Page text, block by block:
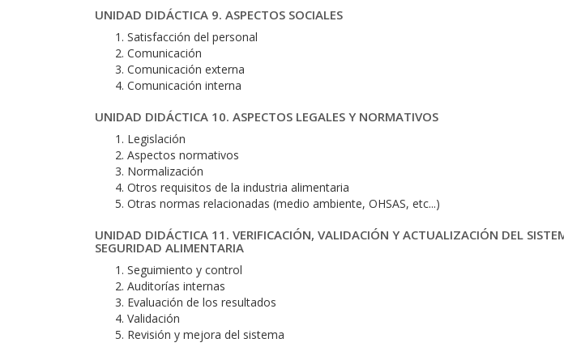
UNIDAD DIDÁCTICA 9. ASPECTOS SOCIALES
Satisfacción del personal
Comunicación
Comunicación externa
Comunicación interna
UNIDAD DIDÁCTICA 10. ASPECTOS LEGALES Y NORMATIVOS
Legislación
Aspectos normativos
Normalización
Otros requisitos de la industria alimentaria
Otras normas relacionadas (medio ambiente, OHSAS, etc...)
UNIDAD DIDÁCTICA 11. VERIFICACIÓN, VALIDACIÓN Y ACTUALIZACIÓN DEL
SEGURIDAD ALIMENTARIA
Seguimiento y control
Auditorías internas
Evaluación de los resultados
Validación
Revisión y mejora del sistema